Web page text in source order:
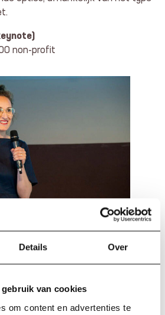
Details Over
van cookies
om content en advertenties te
non-profit
MET JE OP